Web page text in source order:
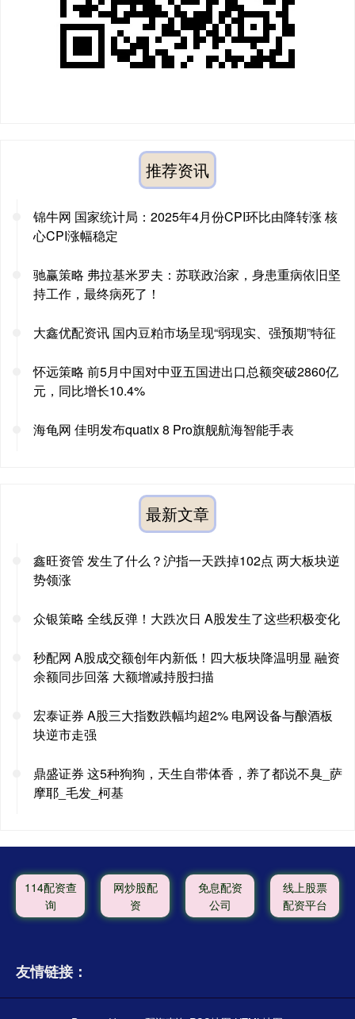
推荐资讯
锦牛网 国家统计局：2025年4月份CPI环比由降转涨 核
心CPI涨幅稳定
驰赢策略 弗拉基米罗夫：苏联政治家，身患重病依旧坚
持工作，最终病死了！
大鑫优配资讯 国内豆粕市场呈现“弱现实、强预期”特征
怀远策略 前5月中国对中亚五国进出口总额突破2860亿
元，同比增长10.4%
海龟网 佳明发布quatix 8 Pro旗舰航海智能手表
最新文章
鑫旺资管 发生了什么？沪指一天跌掉102点 两大板块逆
势领涨
众银策略 全线反弹！大跌次日 A股发生了这些积极变化
秒配网 A股成交额创年内新低！四大板块降温明显 融资
余额同步回落 大额增减持股扫描
宏泰证券 A股三大指数跌幅均超2% 电网设备与酿酒板
块逆市走强
鼎盛证券 这5种狗狗，天生自带体香，养了都说不臭_萨
摩耶_毛发_柯基
114配资查
询
网炒股配
资
免息配资
公司
线上股票
配资平台
友情链接：